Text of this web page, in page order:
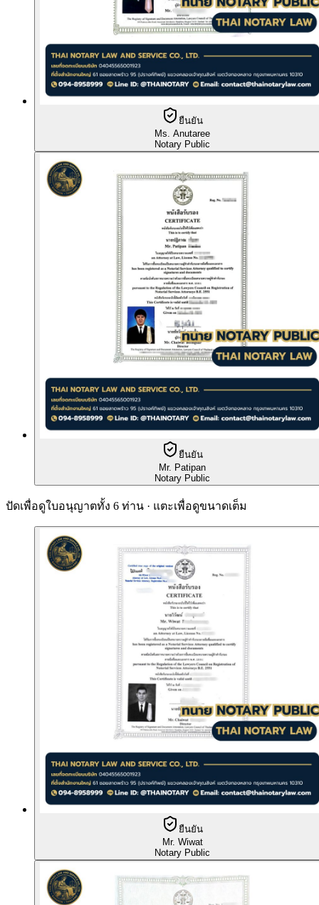
ยืนยัน
Ms. Anutaree
Notary Public
ยืนยัน
Mr. Patipan
Notary Public
ปัดเพื่อดูใบอนุญาตทั้ง 6 ท่าน · แตะเพื่อดูขนาดเต็ม
ยืนยัน
Mr. Wiwat
Notary Public